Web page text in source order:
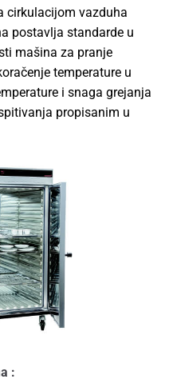
cirkulacijom vazduha
postavlja standarde u
mašina za pranje
temperature u
i snaga grejanja
propisanim u
: